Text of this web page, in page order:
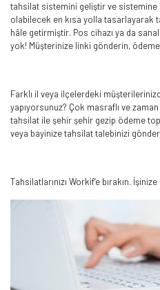
tahsilat sistemini geliştir ve sistemine
olabilecek en kısa yolla tasarlayarak
hâle getirmiştir. Pos cihazı ya da
yok! Müşterinize linki gönderin,
Farklı il veya ilçelerdeki
yapıyorsunuz? Çok masraflı ve
tahsilat ile şehir şehir gezip ödeme
veya bayinize tahsilat talebinizi
Tahsilatlarınızı Workif’e bırakın.